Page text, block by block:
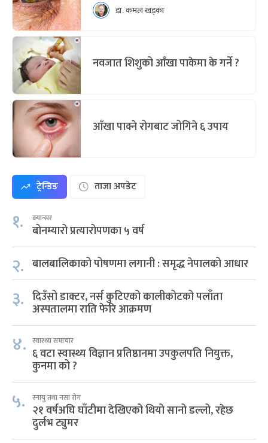
डा. कमल खड्का
नवजात शिशुको आँखा पाकेमा के गर्ने ?
आँखा पाक्ने रोगबाट जोगिने ६ उपाय
ट्रेन्डिङ ताजा अपडेट
१. क्यान्सर
बोनम्यारो प्रत्यारोपणका ५ वर्ष
२. बालबालिकाको पोषणमा लगानी : समृद्ध नेपालको आधार
३. दिउँसो डाक्टर, नर्स कुटिएको कालीकोटको पलाँता
अस्पतालमा राति फेरि आक्रमण
४. स्वास्थ्य समाचार
६ वटा स्वास्थ्य विज्ञान प्रतिष्ठानमा उपकुलपति नियुक्त,
कुनमा को ?
५. स्नायु तथा नसा रोग
२१ वर्षअघि घाँटीमा देखिएको थियो सानो डल्लो, रहेछ
दुर्लभ ट्युमर